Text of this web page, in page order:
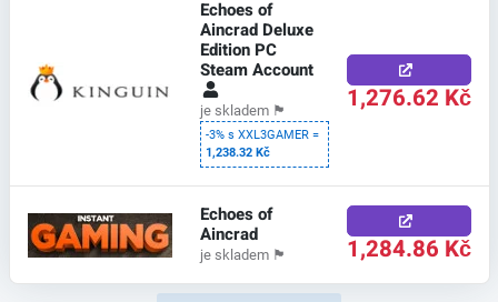
Echoes of
Aincrad Deluxe
Edition PC
Steam Account
je skladem 🏴
-3% s XXL3GAMER =
1,238.32 Kč
1,276.62 Kč
Echoes of
Aincrad
je skladem 🏴 1,284.86 Kč